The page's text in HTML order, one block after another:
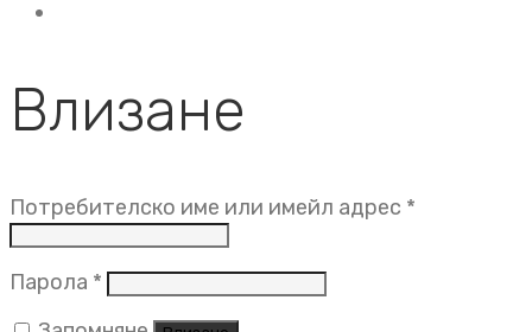
Влизане
Потребителско име или имейл адрес *
Парола * Задължително